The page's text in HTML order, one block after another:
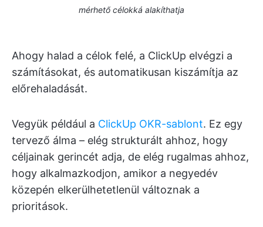
mérhető célokká alakíthatja
Ahogy halad a célok felé, a ClickUp elvégzi a
számításokat, és automatikusan kiszámítja az
előrehaladását.
Vegyük például a ClickUp OKR-sablont. Ez egy
tervező álma – elég strukturált ahhoz, hogy
céljainak gerincét adja, de elég rugalmas ahhoz,
hogy alkalmazkodjon, amikor a negyedév
közepén elkerülhetetlenül változnak a
prioritások.